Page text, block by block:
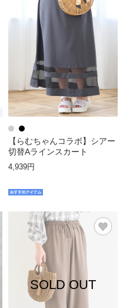
【らむちゃんコラボ】シアー
切替Aラインスカート
4,939円
SOLD OUT